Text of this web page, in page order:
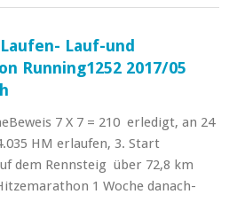
Lauf-und
Running1252 2017/05
7 X 7 = 210 erledigt, an 24
HM erlaufen, 3. Start
dem Rennsteig über 72,8 km
1 Woche danach-